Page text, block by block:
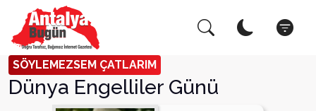
SÖYLEMEZSEM ÇATLARIM
Dünya Engelliler Günü
Arama Yap! Kapat